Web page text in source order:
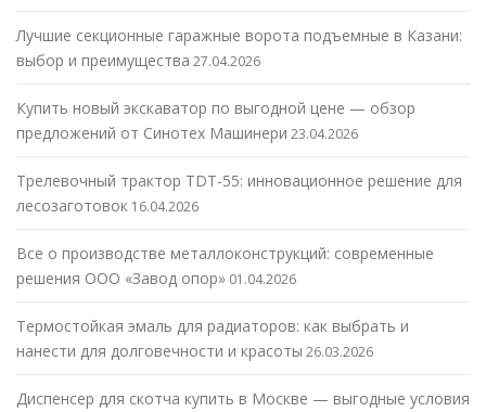
Лучшие секционные гаражные ворота подъемные в Казани:
выбор и преимущества 27.04.2026
Купить новый экскаватор по выгодной цене — обзор
предложений от Синотех Машинери 23.04.2026
Трелевочный трактор TDT-55: инновационное решение для
лесозаготовок 16.04.2026
Все о производстве металлоконструкций: современные
решения ООО «Завод опор» 01.04.2026
Термостойкая эмаль для радиаторов: как выбрать и
нанести для долговечности и красоты 26.03.2026
Диспенсер для скотча купить в Москве — выгодные условия